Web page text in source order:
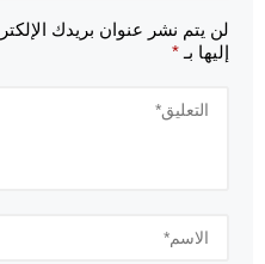
لن يتم نشر عنوان بريدك
إليها بـ *